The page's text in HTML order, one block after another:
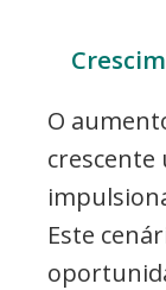
O
crescente
Este